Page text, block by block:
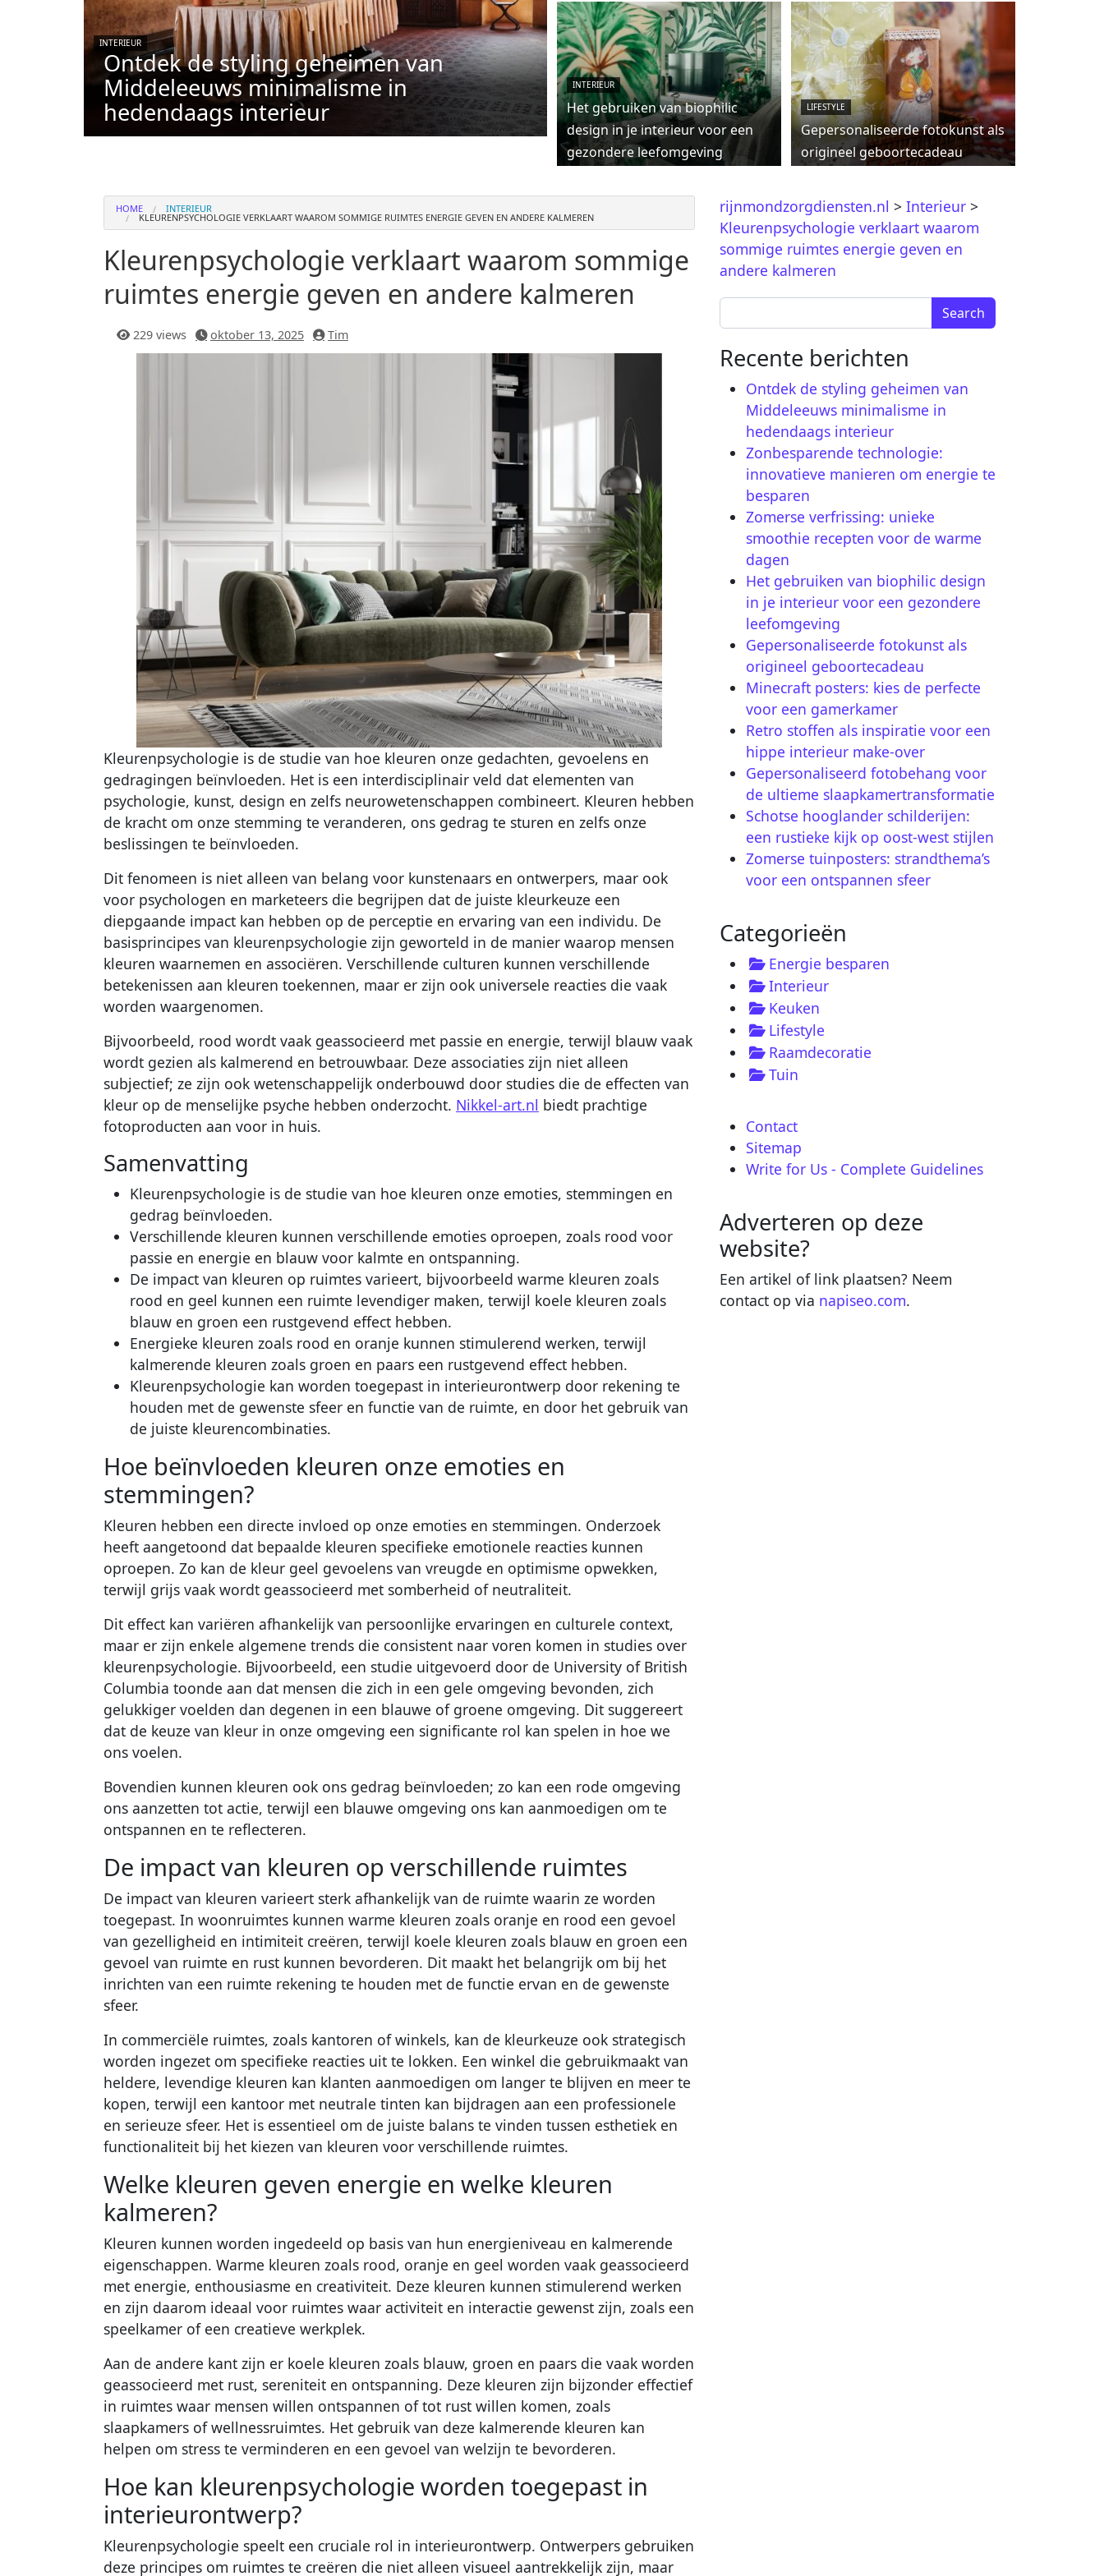
INTERIEUR
Ontdek de styling geheimen van
Middeleeuws minimalisme in
hedendaags interieur
INTERIEUR
Het gebruiken van biophilic
design in je interieur voor een
gezondere leefomgeving
LIFESTYLE
Gepersonaliseerde fotokunst als
origineel geboortecadeau
HOME INTERIEUR
KLEURENPSYCHOLOGIE VERKLAART WAAROM SOMMIGE RUIMTES ENERGIE GEVEN EN ANDERE KALMEREN
Kleurenpsychologie verklaart waarom sommige
ruimtes energie geven en andere kalmeren
229 views oktober 13, 2025 Tim
Kleurenpsychologie is de studie van hoe kleuren onze gedachten, gevoelens en
gedragingen beïnvloeden. Het is een interdisciplinair veld dat elementen van
psychologie, kunst, design en zelfs neurowetenschappen combineert. Kleuren hebben
de kracht om onze stemming te veranderen, ons gedrag te sturen en zelfs onze
beslissingen te beïnvloeden.
Dit fenomeen is niet alleen van belang voor kunstenaars en ontwerpers, maar ook
voor psychologen en marketeers die begrijpen dat de juiste kleurkeuze een
diepgaande impact kan hebben op de perceptie en ervaring van een individu. De
basisprincipes van kleurenpsychologie zijn geworteld in de manier waarop mensen
kleuren waarnemen en associëren. Verschillende culturen kunnen verschillende
betekenissen aan kleuren toekennen, maar er zijn ook universele reacties die vaak
worden waargenomen.
Bijvoorbeeld, rood wordt vaak geassocieerd met passie en energie, terwijl blauw vaak
wordt gezien als kalmerend en betrouwbaar. Deze associaties zijn niet alleen
subjectief; ze zijn ook wetenschappelijk onderbouwd door studies die de effecten van
kleur op de menselijke psyche hebben onderzocht. Nikkel-art.nl biedt prachtige
fotoproducten aan voor in huis.
Samenvatting
Kleurenpsychologie is de studie van hoe kleuren onze emoties, stemmingen en
gedrag beïnvloeden.
Verschillende kleuren kunnen verschillende emoties oproepen, zoals rood voor
passie en energie en blauw voor kalmte en ontspanning.
De impact van kleuren op ruimtes varieert, bijvoorbeeld warme kleuren zoals
rood en geel kunnen een ruimte levendiger maken, terwijl koele kleuren zoals
blauw en groen een rustgevend effect hebben.
Energieke kleuren zoals rood en oranje kunnen stimulerend werken, terwijl
kalmerende kleuren zoals groen en paars een rustgevend effect hebben.
Kleurenpsychologie kan worden toegepast in interieurontwerp door rekening te
houden met de gewenste sfeer en functie van de ruimte, en door het gebruik van
de juiste kleurencombinaties.
Hoe beïnvloeden kleuren onze emoties en
stemmingen?
Kleuren hebben een directe invloed op onze emoties en stemmingen. Onderzoek
heeft aangetoond dat bepaalde kleuren specifieke emotionele reacties kunnen
oproepen. Zo kan de kleur geel gevoelens van vreugde en optimisme opwekken,
terwijl grijs vaak wordt geassocieerd met somberheid of neutraliteit.
Dit effect kan variëren afhankelijk van persoonlijke ervaringen en culturele context,
maar er zijn enkele algemene trends die consistent naar voren komen in studies over
kleurenpsychologie. Bijvoorbeeld, een studie uitgevoerd door de University of British
Columbia toonde aan dat mensen die zich in een gele omgeving bevonden, zich
gelukkiger voelden dan degenen in een blauwe of groene omgeving. Dit suggereert
dat de keuze van kleur in onze omgeving een significante rol kan spelen in hoe we
ons voelen.
Bovendien kunnen kleuren ook ons gedrag beïnvloeden; zo kan een rode omgeving
ons aanzetten tot actie, terwijl een blauwe omgeving ons kan aanmoedigen om te
ontspannen en te reflecteren.
De impact van kleuren op verschillende ruimtes
De impact van kleuren varieert sterk afhankelijk van de ruimte waarin ze worden
toegepast. In woonruimtes kunnen warme kleuren zoals oranje en rood een gevoel
van gezelligheid en intimiteit creëren, terwijl koele kleuren zoals blauw en groen een
gevoel van ruimte en rust kunnen bevorderen. Dit maakt het belangrijk om bij het
inrichten van een ruimte rekening te houden met de functie ervan en de gewenste
sfeer.
In commerciële ruimtes, zoals kantoren of winkels, kan de kleurkeuze ook strategisch
worden ingezet om specifieke reacties uit te lokken. Een winkel die gebruikmaakt van
heldere, levendige kleuren kan klanten aanmoedigen om langer te blijven en meer te
kopen, terwijl een kantoor met neutrale tinten kan bijdragen aan een professionele
en serieuze sfeer. Het is essentieel om de juiste balans te vinden tussen esthetiek en
functionaliteit bij het kiezen van kleuren voor verschillende ruimtes.
Welke kleuren geven energie en welke kleuren
kalmeren?
Kleuren kunnen worden ingedeeld op basis van hun energieniveau en kalmerende
eigenschappen. Warme kleuren zoals rood, oranje en geel worden vaak geassocieerd
met energie, enthousiasme en creativiteit. Deze kleuren kunnen stimulerend werken
en zijn daarom ideaal voor ruimtes waar activiteit en interactie gewenst zijn, zoals een
speelkamer of een creatieve werkplek.
Aan de andere kant zijn er koele kleuren zoals blauw, groen en paars die vaak worden
geassocieerd met rust, sereniteit en ontspanning. Deze kleuren zijn bijzonder effectief
in ruimtes waar mensen willen ontspannen of tot rust willen komen, zoals
slaapkamers of wellnessruimtes. Het gebruik van deze kalmerende kleuren kan
helpen om stress te verminderen en een gevoel van welzijn te bevorderen.
Hoe kan kleurenpsychologie worden toegepast in
interieurontwerp?
Kleurenpsychologie speelt een cruciale rol in interieurontwerp. Ontwerpers gebruiken
deze principes om ruimtes te creëren die niet alleen visueel aantrekkelijk zijn, maar
rijnmondzorgdiensten.nl > Interieur >
Kleurenpsychologie verklaart waarom
sommige ruimtes energie geven en
andere kalmeren
Search for:
Recente berichten
Ontdek de styling geheimen van
Middeleeuws minimalisme in
hedendaags interieur
Zonbesparende technologie:
innovatieve manieren om energie te
besparen
Zomerse verfrissing: unieke
smoothie recepten voor de warme
dagen
Het gebruiken van biophilic design
in je interieur voor een gezondere
leefomgeving
Gepersonaliseerde fotokunst als
origineel geboortecadeau
Minecraft posters: kies de perfecte
voor een gamerkamer
Retro stoffen als inspiratie voor een
hippe interieur make-over
Gepersonaliseerd fotobehang voor
de ultieme slaapkamertransformatie
Schotse hooglander schilderijen:
een rustieke kijk op oost-west stijlen
Zomerse tuinposters: strandthema’s
voor een ontspannen sfeer
Categorieën
Energie besparen
Interieur
Keuken
Lifestyle
Raamdecoratie
Tuin
Contact
Sitemap
Write for Us - Complete Guidelines
Adverteren op deze
website?
Een artikel of link plaatsen? Neem
contact op via napiseo.com.